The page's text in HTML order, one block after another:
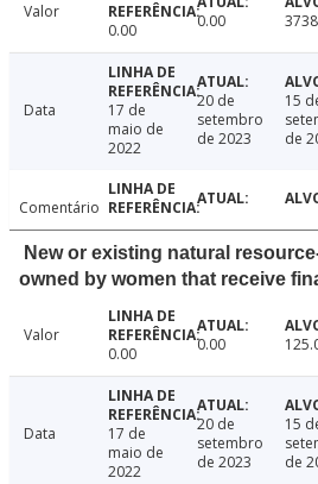
Valor
0.00
0.00
Data
17 de
maio de
2022
20 de
setembro
de 2023
15
de
Comentário
New or existing natural
owned by women that receive
Valor
0.00
0.00
Data
17 de
maio de
2022
20 de
setembro
de 2023
15
de